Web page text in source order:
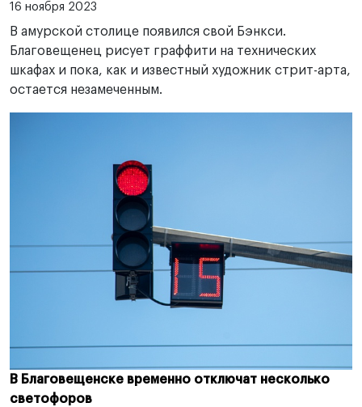
16 ноября 2023
В амурской столице появился свой Бэнкси.
Благовещенец рисует граффити на технических
шкафах и пока, как и известный художник стрит-арта,
остается незамеченным.
В Благовещенске временно отключат несколько
светофоров